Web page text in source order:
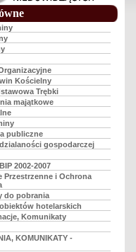
Kościelny
Trębki
majątkowe
publiczne
gospodarczej
2002-2007
Przestrzenne i Ochrona
do pobrania
hotelarskich
Komunikaty
KOMUNIKATY -